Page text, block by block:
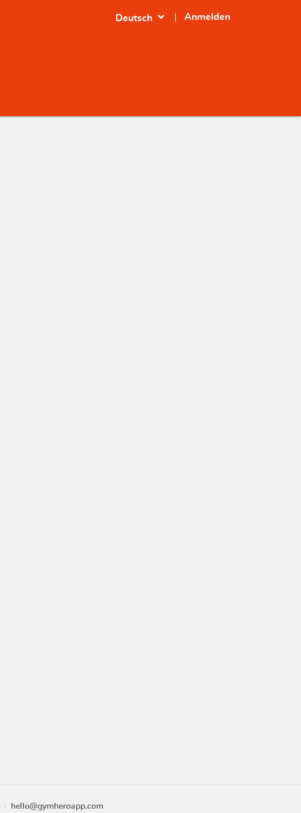
Anmelden
Deutsch expand_more
hello@gymheroapp.com